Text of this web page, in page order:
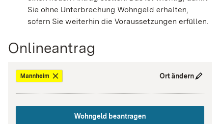
Sie ohne Unterbrechung Wohngeld erhalten,
sofern Sie weiterhin die Voraussetzungen erfüllen.
Onlineantrag
Mannheim Ort ändern
Wohngeld beantragen